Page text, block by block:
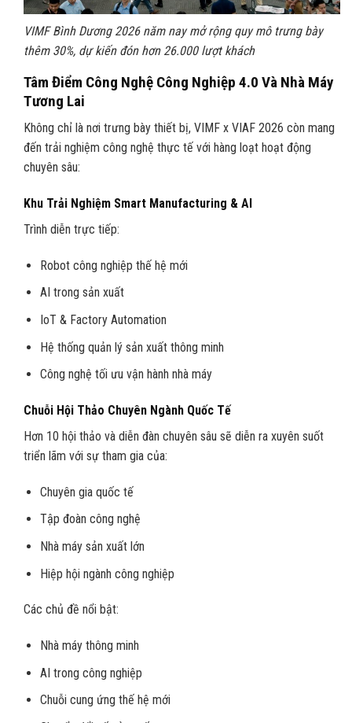
VIMF Bình Dương 2026 năm nay mở rộng quy mô trưng bày
thêm 30%, dự kiến đón hơn 26.000 lượt khách
Tâm Điểm Công Nghệ Công Nghiệp 4.0 Và Nhà Máy
Tương Lai
Không chỉ là nơi trưng bày thiết bị, VIMF x VIAF 2026 còn mang
đến trải nghiệm công nghệ thực tế với hàng loạt hoạt động
chuyên sâu:
Khu Trải Nghiệm Smart Manufacturing & AI
Trình diễn trực tiếp:
Robot công nghiệp thế hệ mới
AI trong sản xuất
IoT & Factory Automation
Hệ thống quản lý sản xuất thông minh
Công nghệ tối ưu vận hành nhà máy
Chuỗi Hội Thảo Chuyên Ngành Quốc Tế
Hơn 10 hội thảo và diễn đàn chuyên sâu sẽ diễn ra xuyên suốt
triển lãm với sự tham gia của:
Chuyên gia quốc tế
Tập đoàn công nghệ
Nhà máy sản xuất lớn
Hiệp hội ngành công nghiệp
Các chủ đề nổi bật:
Nhà máy thông minh
AI trong công nghiệp
Chuỗi cung ứng thế hệ mới